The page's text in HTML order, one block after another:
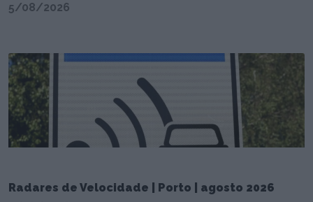
5/08/2026
Radares de Velocidade | Porto | agosto 2026